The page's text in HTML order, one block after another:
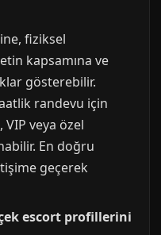
fiziksel
kapsamına ve
gösterebilir.
randevu için
veya özel
En doğru
geçerek
escort profillerini